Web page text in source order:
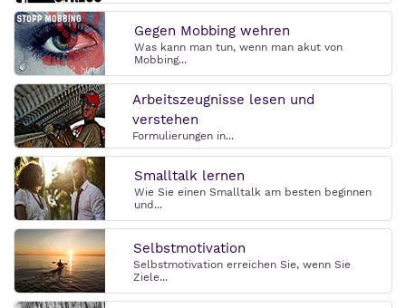
Gegen Mobbing wehren
Was kann man tun, wenn man akut von
Mobbing...
Arbeitszeugnisse lesen und
verstehen
Formulierungen in...
Smalltalk lernen
Wie Sie einen Smalltalk am besten beginnen
und...
Selbstmotivation
Selbstmotivation erreichen Sie, wenn Sie
Ziele...